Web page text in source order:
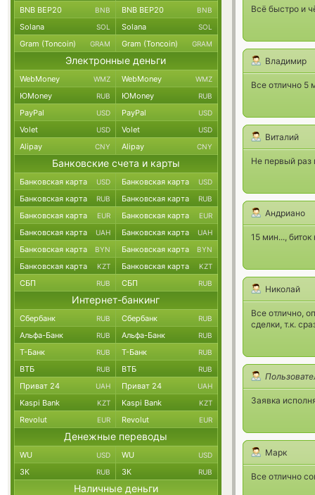
Всё быстро и
Владимир
Все отлично 5
Виталий
Не первый раз
Андриано
15 мин...,
Николай
Все отлично,
сделки, т.к.
Заявка
Марк
Все отлично
BNB BEP20 BNB BNB BEP20 BNB
Solana SOL Solana SOL
Gram (Toncoin) GRAM Gram (Toncoin) GRAM
Электронные деньги
WebMoney WMZ WebMoney WMZ
ЮMoney RUB ЮMoney RUB
PayPal USD PayPal USD
Volet USD Volet USD
Alipay CNY Alipay CNY
Банковские счета и карты
Банковская карта USD Банковская карта USD
Банковская карта RUB Банковская карта RUB
Банковская карта EUR Банковская карта EUR
Банковская карта UAH Банковская карта UAH
Банковская карта BYN Банковская карта BYN
Банковская карта KZT Банковская карта KZT
СБП RUB СБП RUB
Интернет-банкинг
Сбербанк RUB Сбербанк RUB
Альфа-Банк RUB Альфа-Банк RUB
Т-Банк RUB Т-Банк RUB
ВТБ RUB ВТБ RUB
Приват 24 UAH Приват 24 UAH
Kaspi Bank KZT Kaspi Bank KZT
Revolut EUR Revolut EUR
Денежные переводы
WU USD WU USD
ЗК RUB ЗК RUB
Наличные деньги